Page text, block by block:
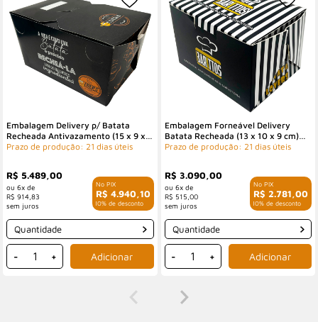
Embalagem Delivery p/ Batata
Recheada Antivazamento (15 x 9 x
6cm) Personalizada
R$ 4.940,10
com 10% de desconto
R$ 5.489,00
6x de
R$ 914,83
Prazo de produção: 21 dias úteis
Quantidade
- +
Embalagem Forneável Delivery
Batata Recheada (13 x 10 x 9 cm)
Personalizada
R$ 2.781,00
com 10% de desconto
R$ 3.090,00
6x de
R$ 515,00
Prazo de produção: 21 dias úteis
Quantidade
- +